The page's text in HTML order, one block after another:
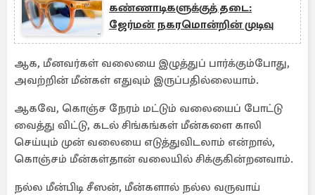
கண்ணாடிகளுக்குத் தடை:
ஜேர்மன் நகரமொன்றின் முடிவு
ஆக, மீனவர்கள் வலையை இழுத்துப் பார்க்கும்போது,
அவற்றின் மீன்கள் எதுவும் இருப்பதில்லையாம்.
ஆகவே, கொஞ்ச நேரம் மட்டும் வலையைப் போட்டு
வைத்து விட்டு, கடல் சிங்கங்கள் மீன்களை காலி
செய்யும் முன் வலையை எடுத்துவிடலாம் என்றால்,
கொஞ்சம் மீன்கள்தான் வலையில் சிக்குகின்றனவாம்.
நல்ல மீன்பிடி சீஸன், மீன்களால் நல்ல வருவாய்